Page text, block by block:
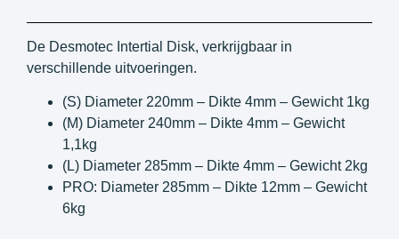
De Desmotec Intertial Disk, verkrijgbaar in
verschillende uitvoeringen.
(S) Diameter 220mm – Dikte 4mm – Gewicht 1kg
(M) Diameter 240mm – Dikte 4mm – Gewicht
1,1kg
(L) Diameter 285mm – Dikte 4mm – Gewicht 2kg
PRO: Diameter 285mm – Dikte 12mm – Gewicht
6kg